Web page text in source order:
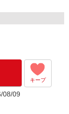
キープ
08/09